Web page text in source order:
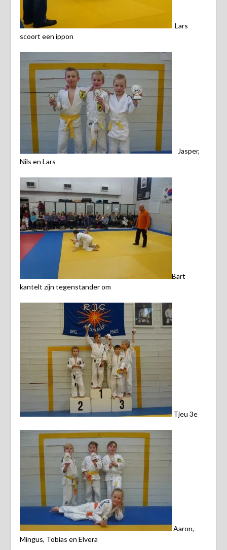
Lars
scoort een ippon
Jasper,
Nils en Lars
Bart
kantelt zijn tegenstander om
Tjeu 3e
Aaron,
Mingus, Tobias en Elvera